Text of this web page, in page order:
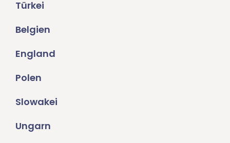
Türkei
Belgien
England
Polen
Slowakei
Ungarn